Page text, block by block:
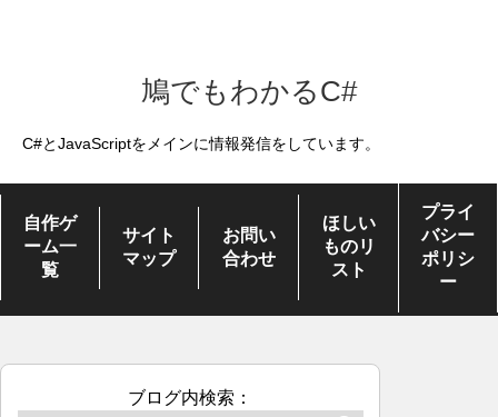
鳩でもわかるC#
C#とJavaScriptをメインに情報発信をしています。
自作ゲ
ーム一
覧
サイト
マップ
お問い
合わせ
ほしい
ものリ
スト
プライ
バシー
ポリシ
ー
ブログ内検索：